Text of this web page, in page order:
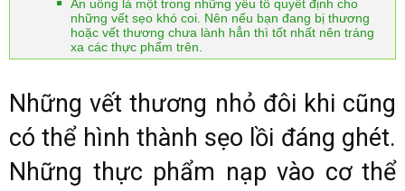
Ăn uống là một trong những yếu tố quyết định cho
những vết sẹo khó coi. Nên nếu bạn đang bị thương
hoặc vết thương chưa lành hẳn thì tốt nhất nên tráng
xa các thực phẩm trên.
Những vết thương nhỏ đôi khi cũng
có thể hình thành sẹo lồi đáng ghét.
Những thực phẩm nạp vào cơ thể